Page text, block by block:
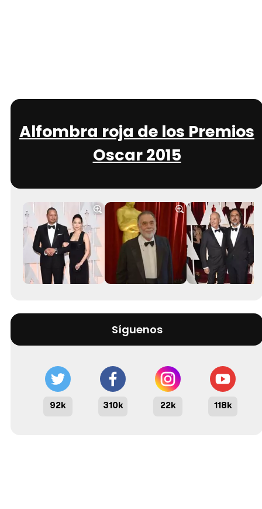
Alfombra roja de los Premios
Oscar 2015
Síguenos
92k 310k 22k 118k